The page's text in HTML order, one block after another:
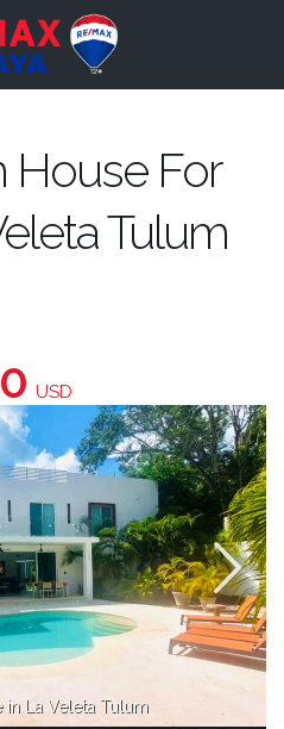
House For
Tulum
USD
La Veleta Tulum